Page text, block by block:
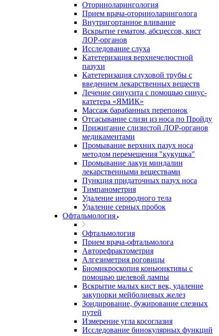
Оториноларингология
Прием врача-оториноларинголога
Внутригортанное вливание
Вскрытие гематом, абсцессов, кист
ЛОР-органов
Исследование слуха
Катетеризация верхнечелюстной
пазухи
Катетеризация слуховой трубы с
введением лекарственных веществ
Лечение синусита с помощью синус-
катетера «ЯМИК»
Массаж барабанных перепонок
Отсасывание слизи из носа по Пройду
Прижигание слизистой ЛОР-органов
медикаментами
Промывание верхних пазух носа
методом перемещения "кукушка"
Промывание лакун миндалин
лекарственными веществами
Пункция придаточных пазух носа
Тимпанометрия
Удаление инородного тела
Удаление серных пробок
Офтальмология
Офтальмология
Прием врача-офтальмолога
Авторефрактометрия
Алгезиметрия роговицы
Биомикроскопия коньюнктивы с
помощью щелевой лампы
Вскрытие малых кист век, удаление
закупорки мейболиевых желез
Зондирование, бужирование слезных
путей
Измерение угла косоглазия
Исследование бинокулярных функций